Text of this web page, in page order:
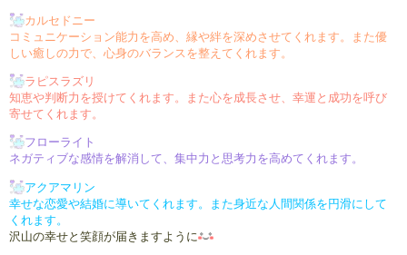
カルセドニー
コミュニケーション能力を高め、 縁や絆を深めさせてくれます。
また優
しい癒しの力で、心身のバランスを整えて くれます。
ラピスラズリ
知恵や判断力を授けてくれます。
また心を成長させ、幸運と成功を呼び
寄せてくれます。
フローライト
ネガティブな感情を解消して、 集中力と思考力を高めてくれます。
アクアマリン
幸せな恋愛や結婚に導いてくれます。
また身近な人間関係を円滑にして
くれます。
沢山の幸せと笑顔が届きますように